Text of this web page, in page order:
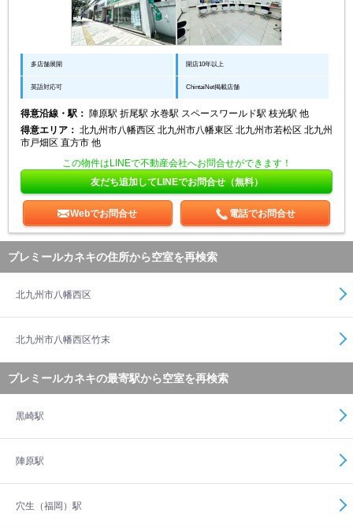
多店舗展開 開店10年以上
英語対応可 ChintaiNet掲載店舗
得意沿線・駅：
陣原駅 折尾駅 水巻駅 スペースワールド駅 枝光駅 他
得意エリア： 北九州市八幡西区 北九州市八幡東区 北九州市若松区 北九州
市戸畑区 直方市 他
この物件はLINEで不動産会社へお問合せができます！
友だち追加してLINEでお問合せ（無料）
Webでお問合せ 電話でお問合せ
プレミールカネキの住所から空室を再検索
北九州市八幡西区
北九州市八幡西区竹末
プレミールカネキの最寄駅から空室を再検索
黒崎駅
陣原駅
穴生（福岡）駅